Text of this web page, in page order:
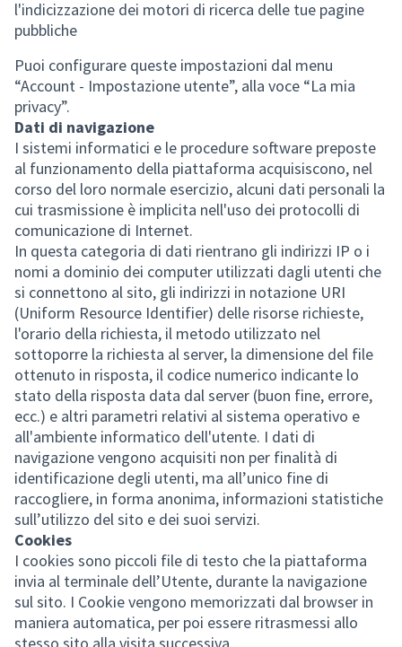
l'indicizzazione dei motori di ricerca delle tue pagine
pubbliche
Puoi configurare queste impostazioni dal menu
“Account - Impostazione utente”, alla voce “La mia
privacy”.
Dati di navigazione
I sistemi informatici e le procedure software preposte
al funzionamento della piattaforma acquisiscono, nel
corso del loro normale esercizio, alcuni dati personali la
cui trasmissione è implicita nell'uso dei protocolli di
comunicazione di Internet.
In questa categoria di dati rientrano gli indirizzi IP o i
nomi a dominio dei computer utilizzati dagli utenti che
si connettono al sito, gli indirizzi in notazione URI
(Uniform Resource Identifier) delle risorse richieste,
l'orario della richiesta, il metodo utilizzato nel
sottoporre la richiesta al server, la dimensione del file
ottenuto in risposta, il codice numerico indicante lo
stato della risposta data dal server (buon fine, errore,
ecc.) e altri parametri relativi al sistema operativo e
all'ambiente informatico dell'utente. I dati di
navigazione vengono acquisiti non per finalità di
identificazione degli utenti, ma all’unico fine di
raccogliere, in forma anonima, informazioni statistiche
sull’utilizzo del sito e dei suoi servizi.
Cookies
I cookies sono piccoli file di testo che la piattaforma
invia al terminale dell’Utente, durante la navigazione
sul sito. I Cookie vengono memorizzati dal browser in
maniera automatica, per poi essere ritrasmessi allo